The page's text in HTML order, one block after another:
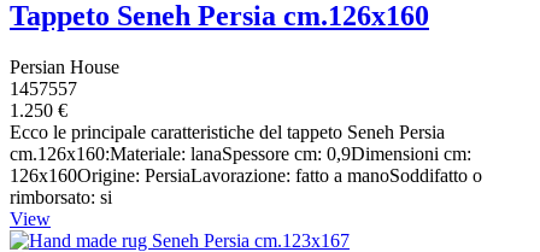
Tappeto Seneh Persia cm.126x160
Persian House
1457557
1.250 €
Ecco le principale caratteristiche del tappeto Seneh Persia
cm.126x160:Materiale: lanaSpessore cm: 0,9Dimensioni cm:
126x160Origine: PersiaLavorazione: fatto a manoSoddifatto o
rimborsato: si
View